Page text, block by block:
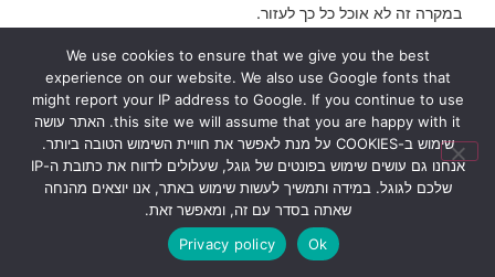
במקרה זה לא אוכל כל כך לעזור.
לפרסם.
בהצלחה,
ירון
הגב
07/03/2024 בשעה 10:22
We use cookies to ensure that we give you the best
experience on our website. We also use Google fonts that
might report your IP address to Google. If you continue to use
this site we will assume that you are happy with it. האתר עושה
שימוש ב-COOKIES על מנת לאפשר את חוויית השימוש הטובה ביותר.
אנחנו גם עושים שימוש בפונטים של גוגל, שעלולים לדווח את כתובת ה-IP
שלכם לגוגל. במידה ותמשיך לעשות שימוש באתר, אנו יוצאים מהנחה
שאתה בסדר עם זה, ומאפשר זאת.
Ok
Privacy policy